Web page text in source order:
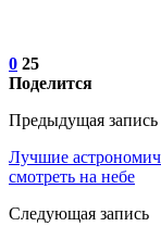
0 25
Поделится
Предыдущая запись
Лучшие
смотреть на небе
Следующая запись